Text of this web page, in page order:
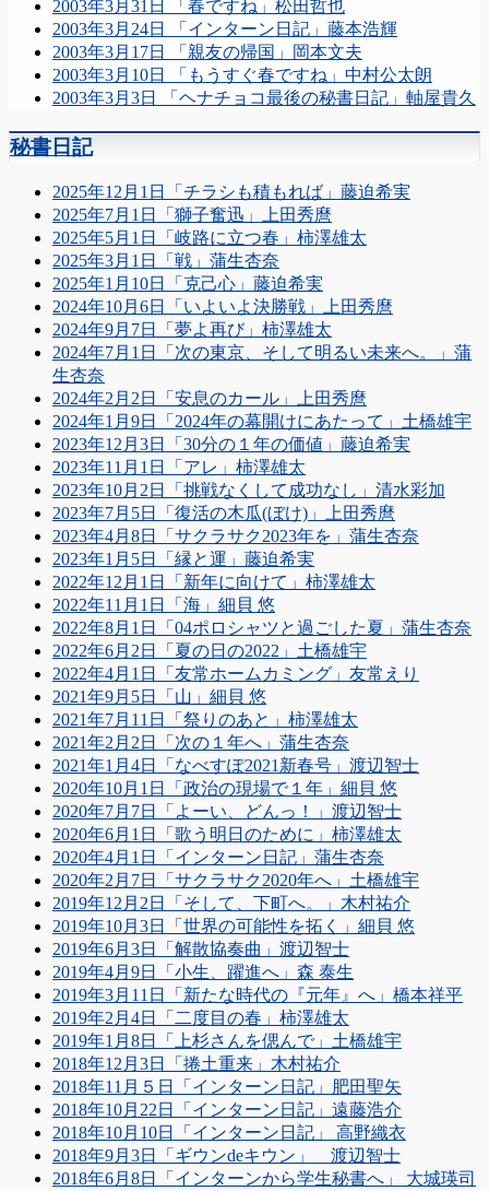
2003年3月31日 「春ですね」松田哲也
2003年3月24日 「インターン日記」藤本浩輝
2003年3月17日 「親友の帰国」岡本文夫
2003年3月10日 「もうすぐ春ですね」中村公太朗
2003年3月3日 「ヘナチョコ最後の秘書日記」軸屋貴久
秘書日記
2025年12月1日「チラシも積もれば」藤迫希実
2025年7月1日「獅子奮迅」上田秀麿
2025年5月1日「岐路に立つ春」柿澤雄太
2025年3月1日「戦」蒲生杏奈
2025年1月10日「克己心」藤迫希実
2024年10月6日「いよいよ決勝戦」上田秀麿
2024年9月7日「夢よ再び」柿澤雄太
2024年7月1日「次の東京、そして明るい未来へ。」蒲
生杏奈
2024年2月2日「安息のカール」上田秀麿
2024年1月9日「2024年の幕開けにあたって」土橋雄宇
2023年12月3日「30分の１年の価値」藤迫希実
2023年11月1日「アレ」柿澤雄太
2023年10月2日「挑戦なくして成功なし」清水彩加
2023年7月5日「復活の木瓜(ぼけ)」上田秀麿
2023年4月8日「サクラサク2023年を」蒲生杏奈
2023年1月5日「縁と運」藤迫希実
2022年12月1日「新年に向けて」柿澤雄太
2022年11月1日「海」細貝 悠
2022年8月1日「04ポロシャツと過ごした夏」蒲生杏奈
2022年6月2日「夏の日の2022」土橋雄宇
2022年4月1日「友常ホームカミング」友常えり
2021年9月5日「山」細貝 悠
2021年7月11日「祭りのあと」柿澤雄太
2021年2月2日「次の１年へ」蒲生杏奈
2021年1月4日「なべすぽ2021新春号」渡辺智士
2020年10月1日「政治の現場で１年」細貝 悠
2020年7月7日「よーい、どんっ！」渡辺智士
2020年6月1日「歌う明日のために」柿澤雄太
2020年4月1日「インターン日記」蒲生杏奈
2020年2月7日「サクラサク2020年へ」土橋雄宇
2019年12月2日「そして、下町へ。」木村祐介
2019年10月3日「世界の可能性を拓く」細貝 悠
2019年6月3日「解散協奏曲」渡辺智士
2019年4月9日「小生、躍進へ」森 泰生
2019年3月11日「新たな時代の『元年』へ」橋本祥平
2019年2月4日「二度目の春」柿澤雄太
2019年1月8日「上杉さんを偲んで」土橋雄宇
2018年12月3日「捲土重来」木村祐介
2018年11月５日「インターン日記」肥田聖矢
2018年10月22日「インターン日記」遠藤浩介
2018年10月10日「インターン日記」 高野織衣
2018年9月3日「ギウンdeキウン」 渡辺智士
2018年6月8日「インターンから学生秘書へ」 大城瑛司